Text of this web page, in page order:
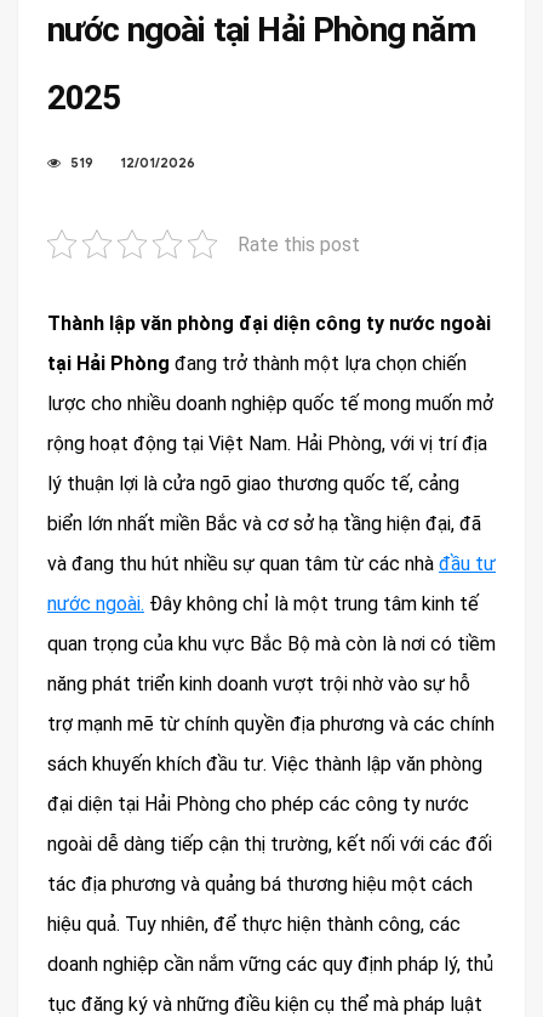
nước ngoài tại Hải Phòng năm
2025
519 12/01/2026
Rate this post
Thành lập văn phòng đại diện công ty nước ngoài
tại Hải Phòng đang trở thành một lựa chọn chiến
lược cho nhiều doanh nghiệp quốc tế mong muốn mở
rộng hoạt động tại Việt Nam. Hải Phòng, với vị trí địa
lý thuận lợi là cửa ngõ giao thương quốc tế, cảng
biển lớn nhất miền Bắc và cơ sở hạ tầng hiện đại, đã
và đang thu hút nhiều sự quan tâm từ các nhà đầu tư
nước ngoài. Đây không chỉ là một trung tâm kinh tế
quan trọng của khu vực Bắc Bộ mà còn là nơi có tiềm
năng phát triển kinh doanh vượt trội nhờ vào sự hỗ
trợ mạnh mẽ từ chính quyền địa phương và các chính
sách khuyến khích đầu tư. Việc thành lập văn phòng
đại diện tại Hải Phòng cho phép các công ty nước
ngoài dễ dàng tiếp cận thị trường, kết nối với các đối
tác địa phương và quảng bá thương hiệu một cách
hiệu quả. Tuy nhiên, để thực hiện thành công, các
doanh nghiệp cần nắm vững các quy định pháp lý, thủ
tục đăng ký và những điều kiện cụ thể mà pháp luật